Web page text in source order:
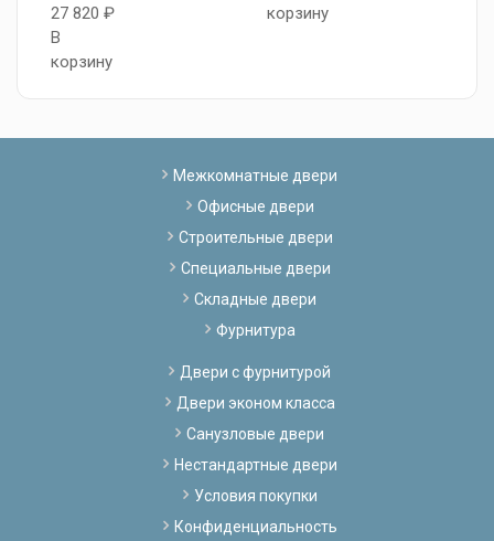
27 820 ₽
В
корзину
корзину
Межкомнатные двери
Офисные двери
Строительные двери
Специальные двери
Складные двери
Фурнитура
Двери с фурнитурой
Двери эконом класса
Санузловые двери
Нестандартные двери
Условия покупки
Конфиденциальность